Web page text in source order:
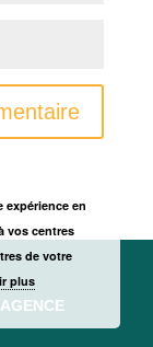
AGENCE
expérience en
vos centres
de votre
plus